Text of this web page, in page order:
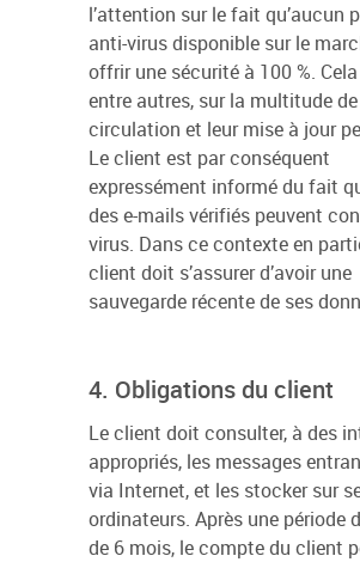
l’attention sur le fait qu’aucun
anti-virus disponible sur le
offrir une sécurité à 100 %.
entre autres, sur la multitude
circulation et leur mise à jour
Le client est par conséquent
expressément informé du fait
des e-mails vérifiés peuvent
virus. Dans ce contexte en
client doit s’assurer d’avoir une
sauvegarde récente de ses
4. Obligations du client
Le client doit consulter, à des
appropriés, les messages
via Internet, et les stocker sur
ordinateurs. Après une période
de 6 mois, le compte du client